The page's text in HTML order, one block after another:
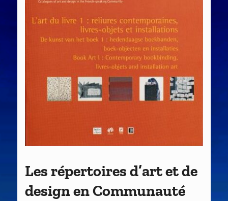
Les répertoires d’art et de
design en Communauté